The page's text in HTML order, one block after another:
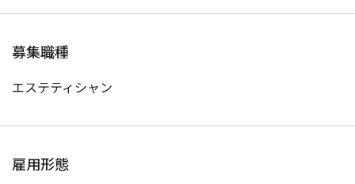
募集職種
エステティシャン
雇用形態